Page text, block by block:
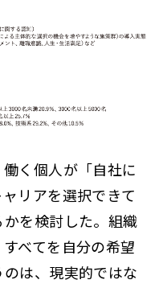
く個人が「自社に
リアを選択できて
を検討した。組織
べてを自分の希望
は、現実的ではな